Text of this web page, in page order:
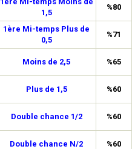
1,5
%80
1ère Mi-temps Plus de
0,5
%71
Moins de 2,5 %65
Plus de 1,5 %60
Double chance 1/2 %60
Double chance N/2 %60